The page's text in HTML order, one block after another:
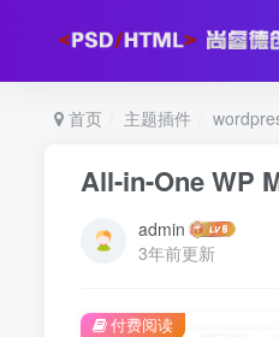
首页 主题插件
All-in-One WP
admin
3年前更新
付费阅读